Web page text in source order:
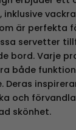
vackra
är perfekta
servetter
bord. Varje
både
och
skönhet.